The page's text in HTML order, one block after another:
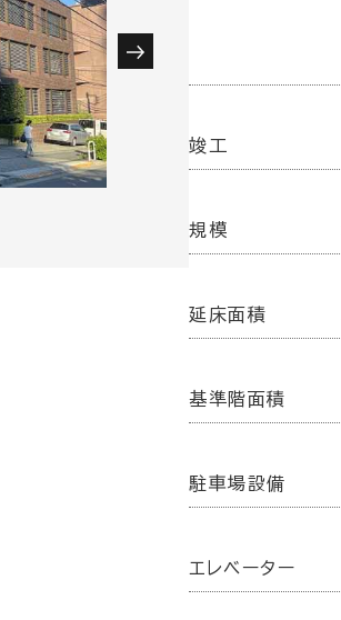
竣工
規模
延床面積
基準階面積
駐車場設備
エレベーター